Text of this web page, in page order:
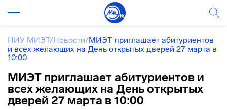
НИУ МИЭТ/Новости/МИЭТ приглашает абитуриентов
и всех желающих на День открытых дверей 27 марта в
10:00
МИЭТ приглашает абитуриентов и
всех желающих на День открытых
дверей 27 марта в 10:00